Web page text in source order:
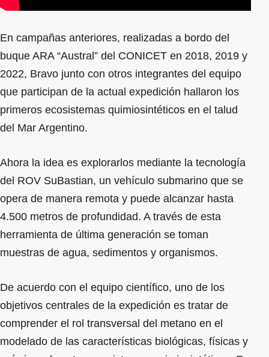
En campañas anteriores, realizadas a bordo del
buque ARA “Austral” del CONICET en 2018, 2019 y
2022, Bravo junto con otros integrantes del equipo
que participan de la actual expedición hallaron los
primeros ecosistemas quimiosintéticos en el talud
del Mar Argentino.
Ahora la idea es explorarlos mediante la tecnología
del ROV SuBastian, un vehículo submarino que se
opera de manera remota y puede alcanzar hasta
4.500 metros de profundidad. A través de esta
herramienta de última generación se toman
muestras de agua, sedimentos y organismos.
De acuerdo con el equipo científico, uno de los
objetivos centrales de la expedición es tratar de
comprender el rol transversal del metano en el
modelado de las características biológicas, físicas y